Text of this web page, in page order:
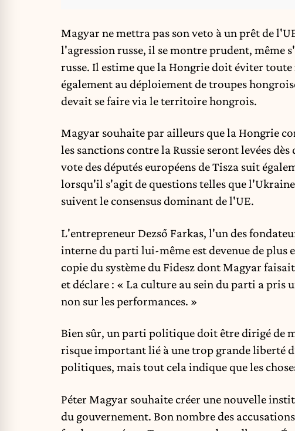
Magyar nemettra pas son veto à un prêt de
l'agression russe, il se montre prudent, même
russe. Il estime que la Hongrie doit éviter
également au déploiement de troupes
devait se faire via le territoire hongrois.
Magyar souhaitepar ailleurs que la Hongrie
les sanctions contre la Russie seront levées
vote des députés européens de Tisza suit
lorsqu'il s'agit de questions telles que
suivent le consensus dominant de l'UE.
L'entrepreneur Dezső Farkas, l'un des
interne du parti lui-même est devenue de plus
copie du système du Fidesz dont Magyar
et déclare : « La culture au sein du parti a pris
non sur les performances. »
Bien sûr, un parti politique doit être dirigé de
risque important lié à une trop grande liberté
politiques, mais tout cela indique que les
Péter Magyar souhaite créer une nouvelle
du gouvernement. Bon nombre des